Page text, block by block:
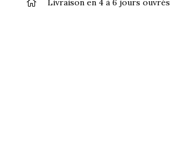
 Livraison en 4 à 6 jours ouvrés